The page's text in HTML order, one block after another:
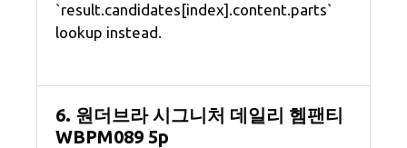
`result.candidates[index].content.parts`
lookup instead.
6. 원더브라 시그니처 데일리 헴팬티
WBPM089 5p